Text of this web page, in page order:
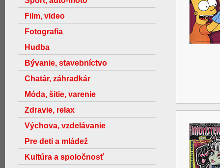
Film, video
Fotografia
Hudba
Bývanie, stavebníctvo
Chatár, záhradkár
Móda, šitie, varenie
Zdravie, relax
Výchova, vzdelávanie
Pre deti a mládež
Kultúra a spoločnosť